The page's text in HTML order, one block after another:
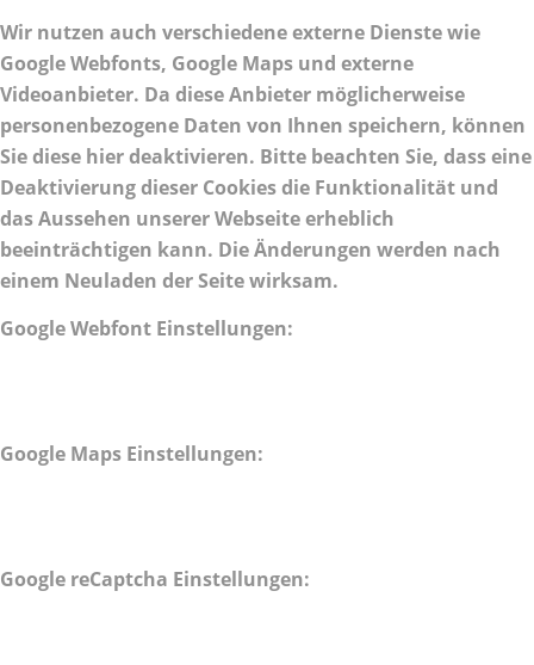
Wir nutzen auch verschiedene externe Dienste wie
Google Webfonts, Google Maps und externe
Videoanbieter. Da diese Anbieter möglicherweise
personenbezogene Daten von Ihnen speichern, können
Sie diese hier deaktivieren. Bitte beachten Sie, dass eine
Deaktivierung dieser Cookies die Funktionalität und
das Aussehen unserer Webseite erheblich
beeinträchtigen kann. Die Änderungen werden nach
einem Neuladen der Seite wirksam.
Google Webfont Einstellungen:
Google Maps Einstellungen:
Google reCaptcha Einstellungen: